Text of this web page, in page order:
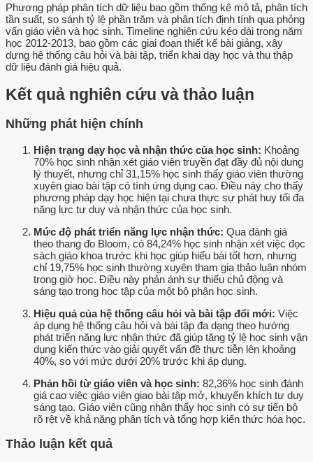
Phương pháp phân tích dữ liệu bao gồm thống kê mô tả, phân tích
tần suất, so sánh tỷ lệ phần trăm và phân tích định tính qua phỏng
vấn giáo viên và học sinh. Timeline nghiên cứu kéo dài trong năm
học 2012-2013, bao gồm các giai đoạn thiết kế bài giảng, xây
dựng hệ thống câu hỏi và bài tập, triển khai dạy học và thu thập
dữ liệu đánh giá hiệu quả.
Kết quả nghiên cứu và thảo luận
Những phát hiện chính
Hiện trạng dạy học và nhận thức của học sinh: Khoảng
70% học sinh nhận xét giáo viên truyền đạt đầy đủ nội dung
lý thuyết, nhưng chỉ 31,15% học sinh thấy giáo viên thường
xuyên giao bài tập có tính ứng dụng cao. Điều này cho thấy
phương pháp dạy học hiện tại chưa thực sự phát huy tối đa
năng lực tư duy và nhận thức của học sinh.
Mức độ phát triển năng lực nhận thức: Qua đánh giá
theo thang đo Bloom, có 84,24% học sinh nhận xét việc đọc
sách giáo khoa trước khi học giúp hiểu bài tốt hơn, nhưng
chỉ 19,75% học sinh thường xuyên tham gia thảo luận nhóm
trong giờ học. Điều này phản ánh sự thiếu chủ động và
sáng tạo trong học tập của một bộ phận học sinh.
Hiệu quả của hệ thống câu hỏi và bài tập đổi mới: Việc
áp dụng hệ thống câu hỏi và bài tập đa dạng theo hướng
phát triển năng lực nhận thức đã giúp tăng tỷ lệ học sinh vận
dụng kiến thức vào giải quyết vấn đề thực tiễn lên khoảng
40%, so với mức dưới 20% trước khi áp dụng.
Phản hồi từ giáo viên và học sinh: 82,36% học sinh đánh
giá cao việc giáo viên giao bài tập mở, khuyến khích tư duy
sáng tạo. Giáo viên cũng nhận thấy học sinh có sự tiến bộ
rõ rệt về khả năng phân tích và tổng hợp kiến thức hóa học.
Thảo luận kết quả